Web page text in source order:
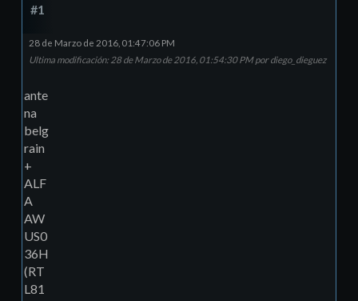
#1
28 de Marzo de 2016, 01:47:06 PM
Ultima modificación: 28 de Marzo de 2016, 01:54:30 PM por diego_dieguez
ante
na
belg
rain
+
ALF
A
AW
US0
36H
(RT
L81